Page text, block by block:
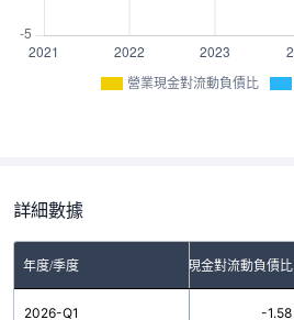
營業現金對流動負債比
詳細數據
年度/季度 營業現金對流動負債比
2026-Q1 -1.58